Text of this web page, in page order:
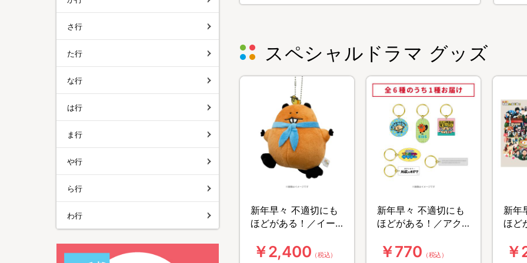
スペシャルドラマ グッズ
新年早々 不適切にも
ほどがある！／イー
コット
￥2,400 （税込）
新年早々 不適切にも
ほどがある！／アク
6種)
￥770 （税込）
新年
ほど
カ
さ行
た行
な行
は行
ま行
や行
ら行
わ行